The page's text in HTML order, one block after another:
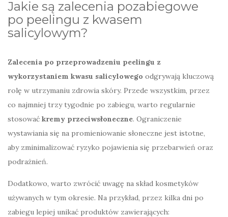
Jakie są zalecenia pozabiegowe
po peelingu z kwasem
salicylowym?
Zalecenia po przeprowadzeniu peelingu z
wykorzystaniem kwasu salicylowego odgrywają kluczową
rolę w utrzymaniu zdrowia skóry. Przede wszystkim, przez
co najmniej trzy tygodnie po zabiegu, warto regularnie
stosować kremy przeciwsłoneczne. Ograniczenie
wystawiania się na promieniowanie słoneczne jest istotne,
aby zminimalizować ryzyko pojawienia się przebarwień oraz
podrażnień.
Dodatkowo, warto zwrócić uwagę na skład kosmetyków
używanych w tym okresie. Na przykład, przez kilka dni po
zabiegu lepiej unikać produktów zawierających: